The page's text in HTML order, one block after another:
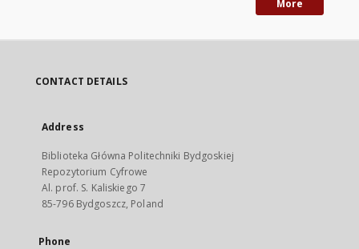
More
CONTACT DETAILS
Address
Biblioteka Główna Politechniki Bydgoskiej
Repozytorium Cyfrowe
Al. prof. S. Kaliskiego 7
85-796 Bydgoszcz, Poland
Phone